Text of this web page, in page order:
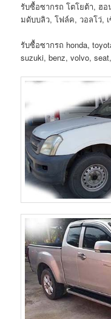
รับซื้อซากรถ โตโยต้า, ฮ
มดับบลิว, โฟล์ค, วอลโว่,
รับซื้อซากรถ honda,
suzuki, benz, volvo,